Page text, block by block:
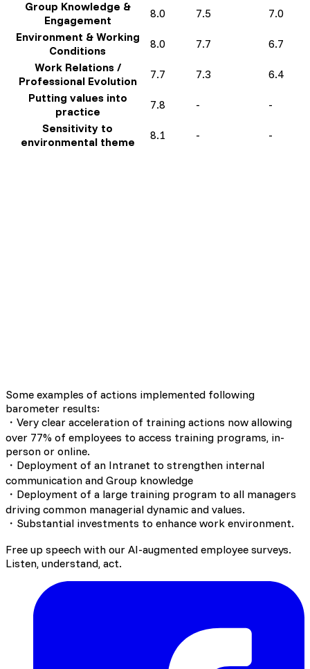
Group Knowledge &
Engagement
8.0 7.5
7.0
Environment & Working
Conditions
8.0 7.7
6.7
Work Relations /
Professional Evolution
7.7 7.3
6.4
Putting values into
practice
7.8 -
-
Sensitivity to
environmental theme
8.1 - -
Some examples of actions implemented following
barometer results:
・Very clear acceleration of training actions now allowing
over 77% of employees to access training programs, in-
person or online.
・Deployment of an Intranet to strengthen internal
communication and Group knowledge
・Deployment of a large training program to all managers
driving common managerial dynamic and values.
・Substantial investments to enhance work environment.
Free up speech with our AI-augmented employee surveys.
Listen, understand, act.